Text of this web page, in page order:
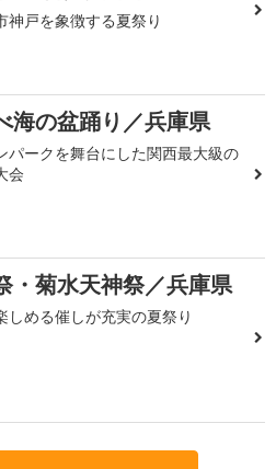
神戸を象徴する夏祭り
海の盆踊り／兵庫県
パークを舞台にした関西最大級の
会
・菊水天神祭／兵庫県
しめる催しが充実の夏祭り